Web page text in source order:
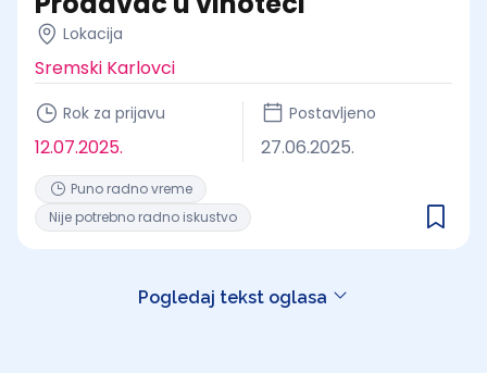
Lokacija
Sremski Karlovci
Rok za prijavu
12.07.2025.
Postavljeno
27.06.2025.
Puno radno vreme
Nije potrebno radno iskustvo
Pogledaj tekst oglasa